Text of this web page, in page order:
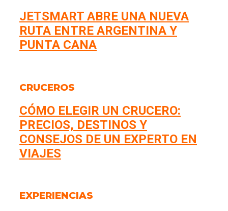
JETSMART ABRE UNA NUEVA
RUTA ENTRE ARGENTINA Y
PUNTA CANA
CRUCEROS
CÓMO ELEGIR UN CRUCERO:
PRECIOS, DESTINOS Y
CONSEJOS DE UN EXPERTO EN
VIAJES
EXPERIENCIAS